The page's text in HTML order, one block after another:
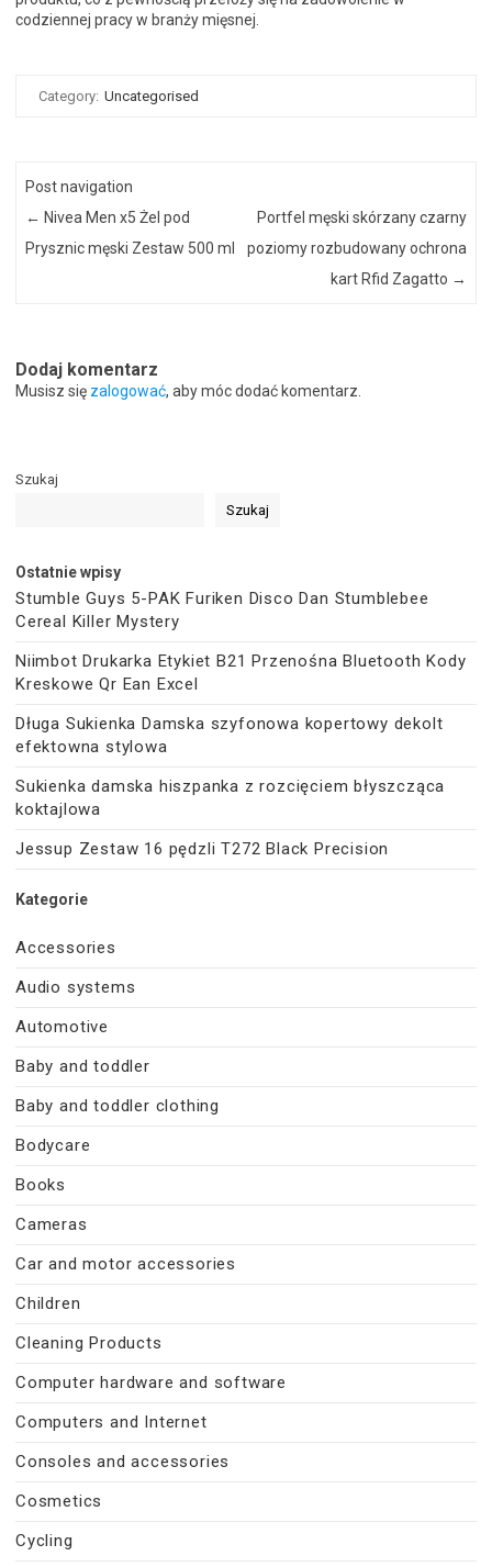
codziennej pracy w branży mięsnej.
Category: Uncategorised
Post navigation
← Nivea Men x5 Żel pod
Prysznic męski Zestaw 500 ml
Portfel męski skórzany czarny
poziomy rozbudowany ochrona
kart Rfid Zagatto →
Dodaj komentarz
Musisz się zalogować, aby móc dodać komentarz.
Szukaj
Szukaj
Ostatnie wpisy
Stumble Guys 5-PAK Furiken Disco Dan Stumblebee
Cereal Killer Mystery
Niimbot Drukarka Etykiet B21 Przenośna Bluetooth Kody
Kreskowe Qr Ean Excel
Długa Sukienka Damska szyfonowa kopertowy dekolt
efektowna stylowa
Sukienka damska hiszpanka z rozcięciem błyszcząca
koktajlowa
Jessup Zestaw 16 pędzli T272 Black Precision
Kategorie
Accessories
Audio systems
Automotive
Baby and toddler
Baby and toddler clothing
Bodycare
Books
Cameras
Car and motor accessories
Children
Cleaning Products
Computer hardware and software
Computers and Internet
Consoles and accessories
Cosmetics
Cycling